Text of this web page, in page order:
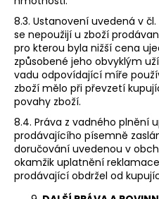
8.3. Ustanovení uvedená v
se nepoužijí u zboží
pro kterou byla nižší cena
způsobené jeho obvyklým
vadu odpovídající míře
zboží mělo při převzetí
povahy zboží.
8.4. Práva z vadného plnění
prodávajícího písemně
doručování uvedenou v
okamžik uplatnění
prodávající obdržel od